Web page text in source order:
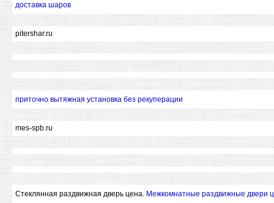
доставка шаров
pitershar.ru
приточно вытяжная установка без рекуперации
mes-spb.ru
Стеклянная раздвижная дверь цена. Межкомнатные раздвижные двери